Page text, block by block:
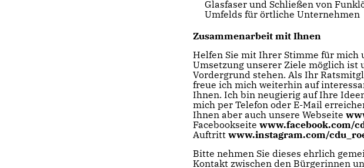
Glasfaser und Schließen von
Umfelds für örtliche Unternehmen
Zusammenarbeit mit Ihnen
Helfen Sie mit Ihrer Stimme für mich
Umsetzung unserer Ziele möglich
Vordergrund stehen. Als Ihr
freue ich mich weiterhin auf
Ihnen. Ich bin neugierig auf Ihre
mich per Telefon oder E-Mail
Ihnen aber auch unsere Webseite
Facebookseite www.facebook.com/
Auftritt www.instagram.com/
Bitte nehmen Sie dieses ehrlich
Kontakt zwischen den Bürgerinnen